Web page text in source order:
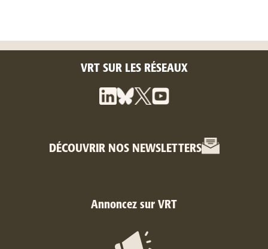
VRT SUR LES RÉSEAUX
DÉCOUVRIR NOS NEWSLETTERS
Annoncez sur VRT